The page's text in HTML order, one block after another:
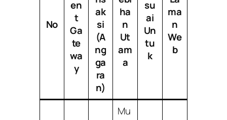
No
en
t
Ga
te
wa
y
ak
si
(A
ng
ga
ra
n)
ha
n
Ut
am
a
su
ai
Un
tu
k
ma
n
We
b
Mu